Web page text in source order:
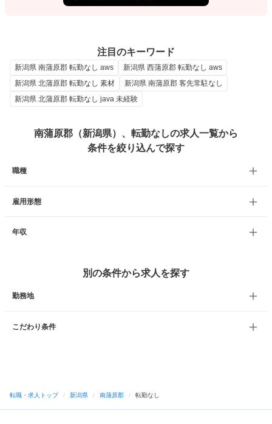
注目のキーワード
新潟県 南蒲原郡 転勤なし aws
新潟県 西蒲原郡 転勤なし aws
新潟県 北蒲原郡 転勤なし 素材
新潟県 南蒲原郡 客先常駐なし
新潟県 北蒲原郡 転勤なし java 未経験
南蒲原郡（新潟県）、転勤なしの求人一覧から
条件を絞り込んで探す
職種
雇用形態
年収
別の条件から求人を探す
勤務地
こだわり条件
転職・求人トップ / 新潟県 / 南蒲原郡 / 転勤なし